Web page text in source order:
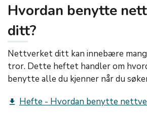
Hvordan benytte
ditt?
Nettverket ditt kan innebære
tror. Dette heftet handler om
benytte alle du kjenner når du
get_app Hefte - Hvordan benytte